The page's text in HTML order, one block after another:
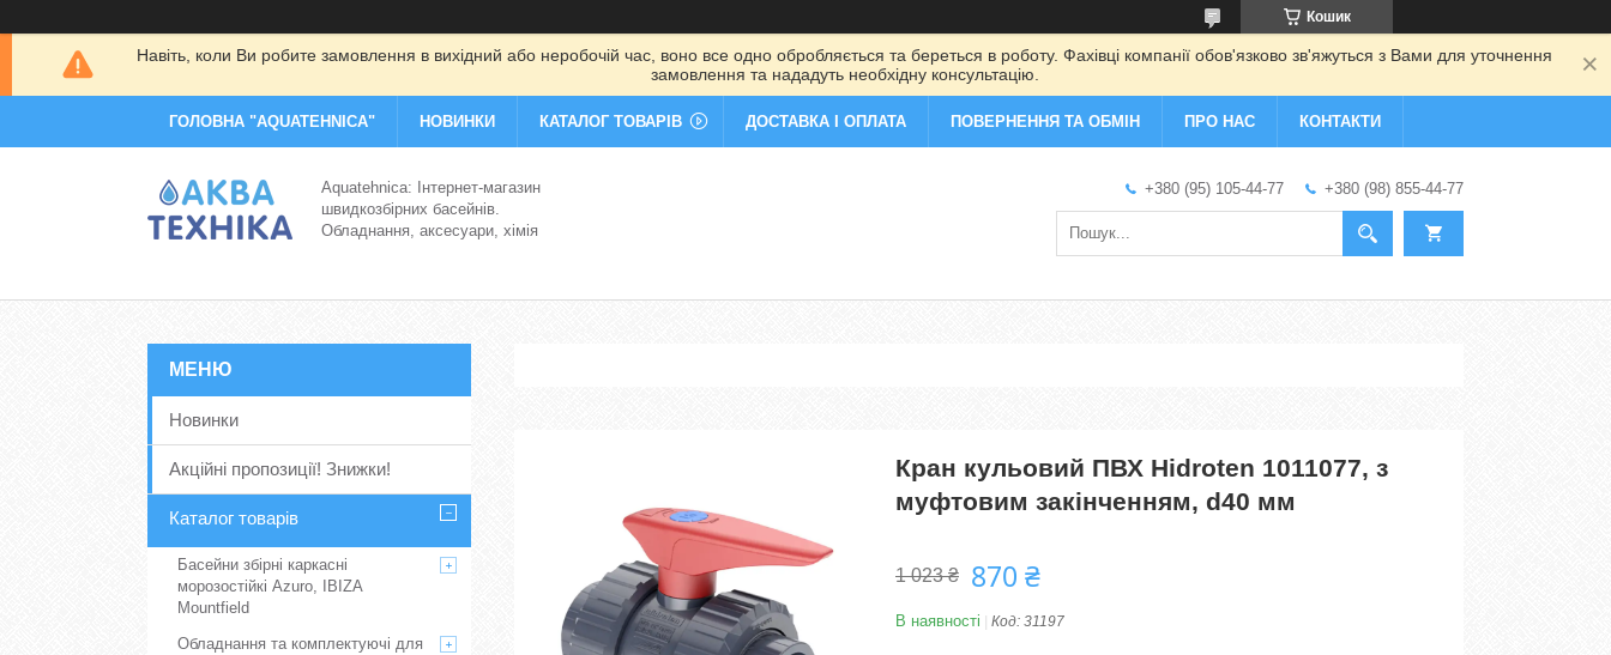
Кошик
Навіть, коли Ви робите замовлення в вихідний або неробочій час, воно все одно обробляється та береться в роботу. Фахівці компанії обов'язково зв'яжуться з Вами для уточнення
замовлення та нададуть необхідну консультацію.
ГОЛОВНА "AQUATEHNICA" НОВИНКИ КАТАЛОГ ТОВАРІВ ДОСТАВКА І ОПЛАТА ПОВЕРНЕННЯ ТА ОБМІН ПРО НАС КОНТАКТИ
Aquatehnica: Інтернет-магазин
швидкозбірних басейнів.
Обладнання, аксесуари, хімія
+380 (95) 105-44-77 +380 (98) 855-44-77
Кран кульовий ПВХ Hidroten 1011077, з
муфтовим закінченням, d40 мм
1 023 ₴ 870 ₴
В наявності Код: 31197
Новинки
Акційні пропозиції! Знижки!
Каталог товарів
Басейни збірні каркасні
морозостійкі Azuro, IBIZA
Mountfield
Обладнання та комплектуючі для